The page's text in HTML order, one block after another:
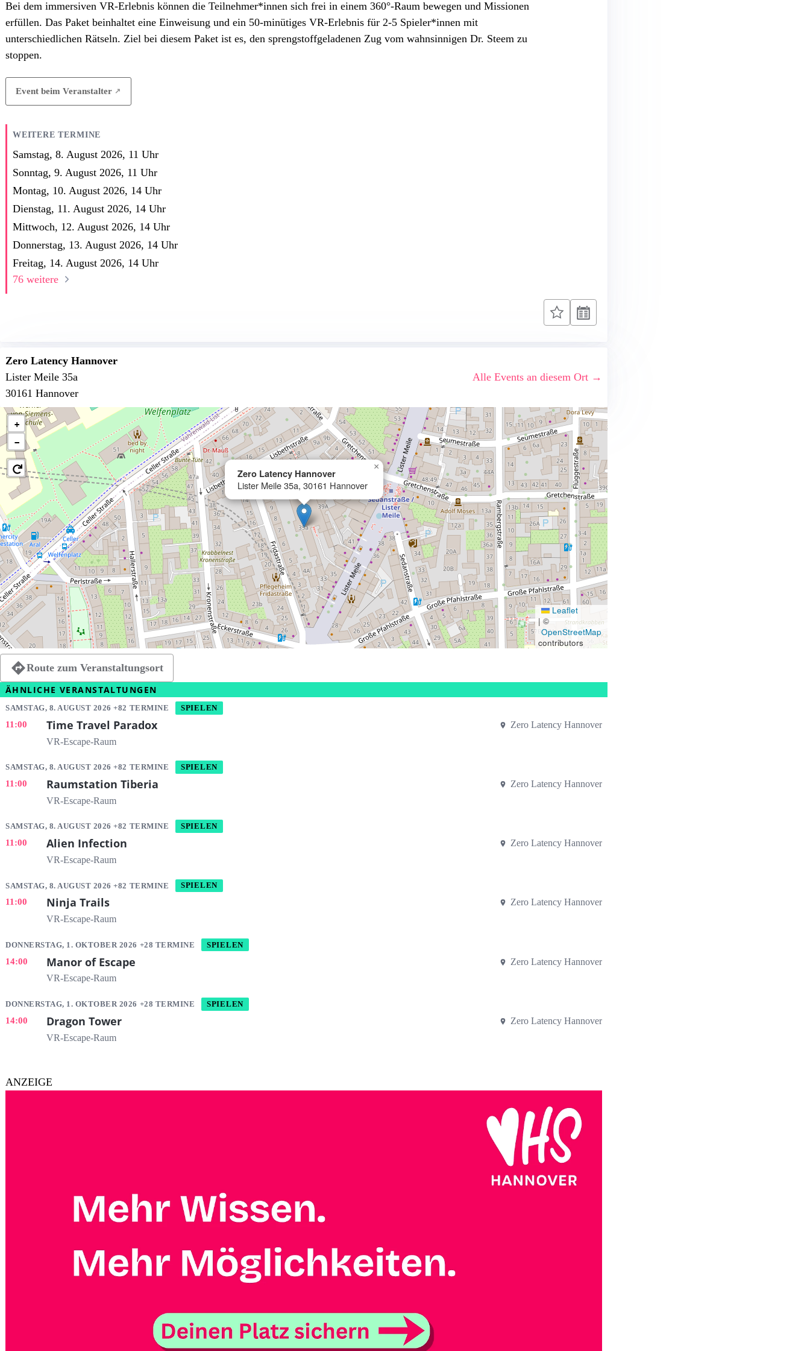
Bei dem immersiven VR-Erlebnis können die Teilnehmer*innen sich frei in einem 360°-Raum bewegen und Missionen
erfüllen. Das Paket beinhaltet eine Einweisung und ein 50-minütiges VR-Erlebnis für 2-5 Spieler*innen mit
unterschiedlichen Rätseln. Ziel bei diesem Paket ist es, den sprengstoffgeladenen Zug vom wahnsinnigen Dr. Steem zu
stoppen.
Event beim Veranstalter
WEITERE TERMINE
Samstag, 8. August 2026, 11 Uhr
Sonntag, 9. August 2026, 11 Uhr
Montag, 10. August 2026, 14 Uhr
Dienstag, 11. August 2026, 14 Uhr
Mittwoch, 12. August 2026, 14 Uhr
Donnerstag, 13. August 2026, 14 Uhr
Freitag, 14. August 2026, 14 Uhr
76 weitere
Zero Latency Hannover
Lister Meile 35a
30161 Hannover
Alle Events an diesem Ort →
Zero Latency Hannover
Lister Meile 35a, 30161 Hannover
×
+
−
Leaflet
| ©
OpenStreetMap
contributors
Route zum Veranstaltungsort
ÄHNLICHE VERANSTALTUNGEN
SAMSTAG, 8. AUGUST 2026 +82 TERMINE SPIELEN
11:00 Time Travel Paradox
VR-Escape-Raum
Zero Latency Hannover
SAMSTAG, 8. AUGUST 2026 +82 TERMINE SPIELEN
11:00 Raumstation Tiberia
VR-Escape-Raum
Zero Latency Hannover
SAMSTAG, 8. AUGUST 2026 +82 TERMINE SPIELEN
11:00 Alien Infection
VR-Escape-Raum
Zero Latency Hannover
SAMSTAG, 8. AUGUST 2026 +82 TERMINE SPIELEN
11:00 Ninja Trails
VR-Escape-Raum
Zero Latency Hannover
DONNERSTAG, 1. OKTOBER 2026 +28 TERMINE SPIELEN
14:00 Manor of Escape
VR-Escape-Raum
Zero Latency Hannover
DONNERSTAG, 1. OKTOBER 2026 +28 TERMINE SPIELEN
14:00 Dragon Tower
VR-Escape-Raum
Zero Latency Hannover
ANZEIGE